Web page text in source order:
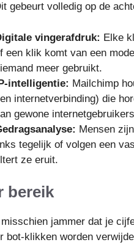
gebeurt volledig op de
vingerafdruk: Elke
een klik komt van een
meer gebruikt.
intelligentie: Mailchimp
internetverbinding) die
gewone
Mensen
tegelijk of volgen een
ze eruit.
bereik
jammer dat je
bot-klikken worden